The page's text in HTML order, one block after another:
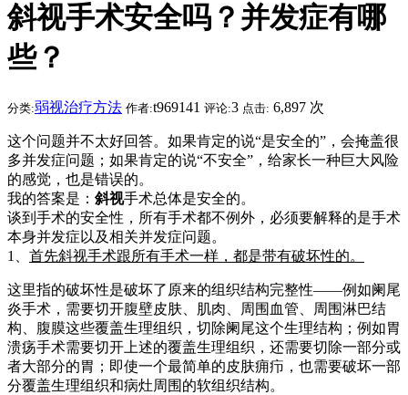
斜视手术安全吗？并发症有哪
些？
分类:弱视治疗方法 作者:t969141 评论:3 点击: 6,897 次
这个问题并不太好回答。如果肯定的说“是安全的”，会掩盖很
多并发症问题；如果肯定的说“不安全”，给家长一种巨大风险
的感觉，也是错误的。
我的答案是： 斜视手术总体是安全的。
谈到手术的安全性，所有手术都不例外，必须要解释的是手术
本身并发症以及相关并发症问题。
1、 首先斜视手术跟所有手术一样，都是带有破坏性的。
这里指的破坏性是破坏了原来的组织结构完整性——例如阑尾
炎手术，需要切开腹壁皮肤、肌肉、周围血管、周围淋巴结
构、腹膜这些覆盖生理组织，切除阑尾这个生理结构；例如胃
溃疡手术需要切开上述的覆盖生理组织，还需要切除一部分或
者大部分的胃；即使一个最简单的皮肤痈疖，也需要破坏一部
分覆盖生理组织和病灶周围的软组织结构。